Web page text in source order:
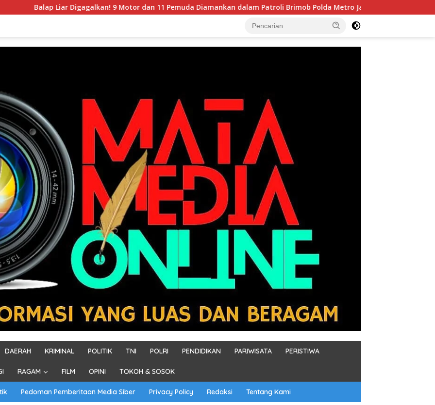
Liar Digagalkan! 9 Motor dan 11 Pemuda Diamankan dalam Patroli Brimob Polda Metro Jaya Bukan Sekadar
DAERAH KRIMINAL POLITIK TNI POLRI PENDIDIKAN PARIWISATA PERISTIWA
RAGAM FILM OPINI TOKOH & SOSOK
Pedoman Pemberitaan Media Siber Privacy Policy Redaksi Tentang Kami